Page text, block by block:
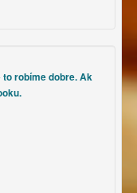
to robíme dobre. Ak